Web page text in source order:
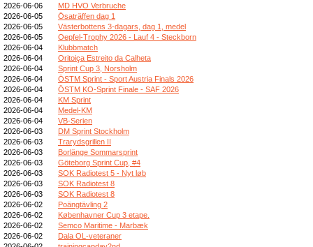
2026-06-06
MD HVO Verbruche
2026-06-05
Ösaträffen dag 1
2026-06-05
Västerbottens 3-dagars, dag 1, medel
2026-06-05
Oepfel-Trophy 2026 - Lauf 4 - Steckborn
2026-06-04
Klubbmatch
2026-06-04
Oritoiça Estreito da Calheta
2026-06-04
Sprint Cup 3, Norsholm
2026-06-04
ÖSTM Sprint - Sport Austria Finals 2026
2026-06-04
ÖSTM KO-Sprint Finale - SAF 2026
2026-06-04
KM Sprint
2026-06-04
Medel-KM
2026-06-04
VB-Serien
2026-06-03
DM Sprint Stockholm
2026-06-03
Trarydsgrillen II
2026-06-03
Borlänge Sommarsprint
2026-06-03
Göteborg Sprint Cup, #4
2026-06-03
SOK Radiotest 5 - Nyt løb
2026-06-03
SOK Radiotest 8
2026-06-03
SOK Radiotest 8
2026-06-02
Poängtävling 2
2026-06-02
Københavner Cup 3 etape.
2026-06-02
Semco Maritime - Marbæk
2026-06-02
Dala OL-veteraner